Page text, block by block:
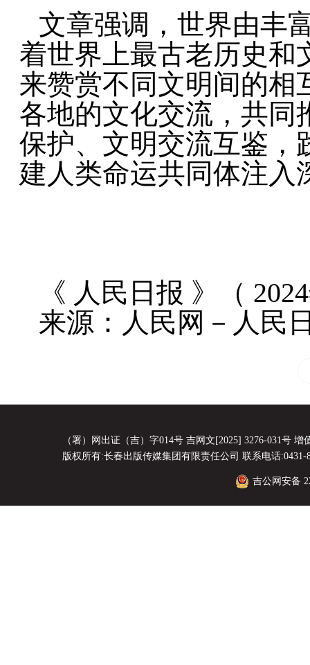
文章强调，世界由丰
着世界上最古老历史和
来赞赏不同文明间的相
各地的文化交流，共同
保护、文明交流互鉴，
建人类命运共同体注入
《 人民日报 》（
来源：人民网－人民
（署）网出证（吉）字014号 吉网文[2025] 3276-031号
版权所有:长春出版传媒集团有限责任公司 联系电话:0431-
吉公网安备